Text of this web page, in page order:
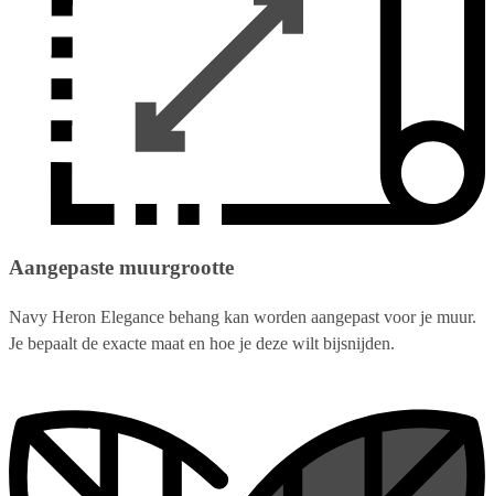
Aangepaste muurgrootte
Navy Heron Elegance behang kan worden aangepast voor je muur.
Je bepaalt de exacte maat en hoe je deze wilt bijsnijden.